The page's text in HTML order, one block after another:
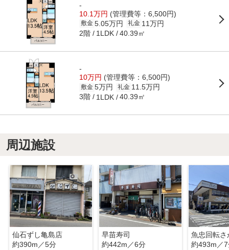
-
10.1万円 (管理費等：6,500円)
敷金 5.05万円 礼金 11万円
2階 1LDK 40.39㎡
-
10万円 (管理費等：6,500円)
敷金 5万円 礼金 11.5万円
3階 1LDK 40.39㎡
周辺施設
仙石ずし亀島店
約390m／5分
早苗寿司
約442m／6分
約493m／